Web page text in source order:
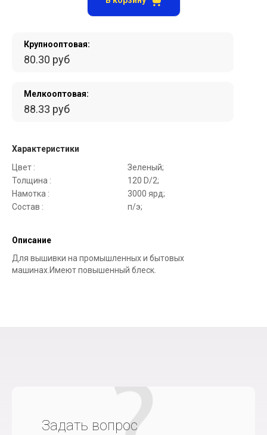
Крупнооптовая:
80.30 руб
Мелкооптовая:
88.33 руб
Характеристики
Цвет :
Зеленый;
Толщина :
120 D/2;
Намотка :
3000 ярд;
Состав :
п/э;
Описание
Для вышивки на промышленных и бытовых
машинах.Имеют повышенный блеск.
Задать вопрос